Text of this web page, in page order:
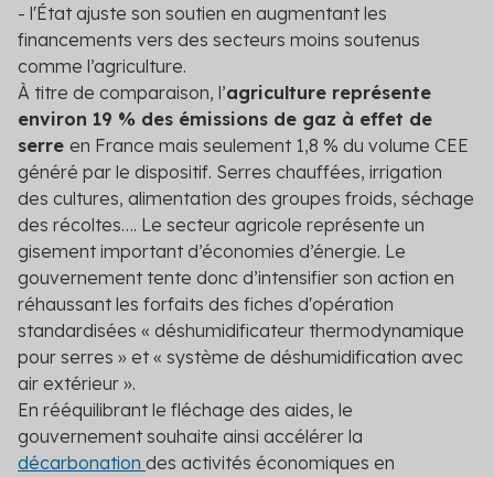
- l'État ajuste son soutien en augmentant les
financements vers des secteurs moins soutenus
comme l’agriculture.
À titre de comparaison, l’agriculture représente
environ 19 % des émissions de gaz à effet de
serre en France mais seulement 1,8 % du volume CEE
généré par le dispositif. Serres chauffées, irrigation
des cultures, alimentation des groupes froids, séchage
des récoltes…. Le secteur agricole représente un
gisement important d’économies d’énergie. Le
gouvernement tente donc d’intensifier son action en
réhaussant les forfaits des fiches d'opération
standardisées « déshumidificateur thermodynamique
pour serres » et « système de déshumidification avec
air extérieur ».
En rééquilibrant le fléchage des aides, le
gouvernement souhaite ainsi accélérer la
décarbonation des activités économiques en